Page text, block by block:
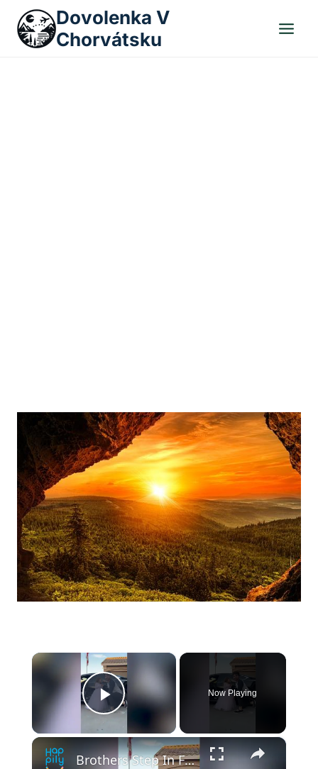
content
Dovolenka V
Chorvátsku
×
Play Video
Now Playing
×
Brothers Step In For Late Military Father At Daddy-Daughter Dance | Happily TV